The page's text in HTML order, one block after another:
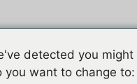
detected you
you want to change to: